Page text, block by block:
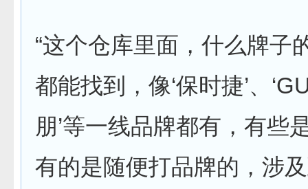
“这个仓库里面，什么牌子
都能找到，像‘保时捷’、
朋’等一线品牌都有，有些
有的是随便打品牌的，涉